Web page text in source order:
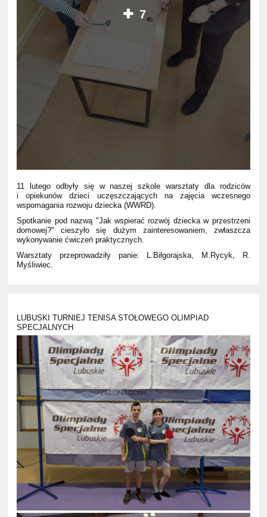
7
11 lutego odbyły się w naszej szkole warsztaty dla rodziców
i opiekunów dzieci uczęszczających na zajęcia wczesnego
wspomagania rozwoju dziecka (WWRD).
Spotkanie pod nazwą "Jak wspierać rozwój dziecka w przestrzeni
domowej?" cieszyło się dużym zainteresowaniem, zwłaszcza
wykonywanie ćwiczeń praktycznych.
Warsztaty przeprowadziły panie: L.Biłgorajska, M.Rycyk, R.
Myśliwiec.
LUBUSKI TURNIEJ TENISA STOŁOWEGO OLIMPIAD
SPECJALNYCH